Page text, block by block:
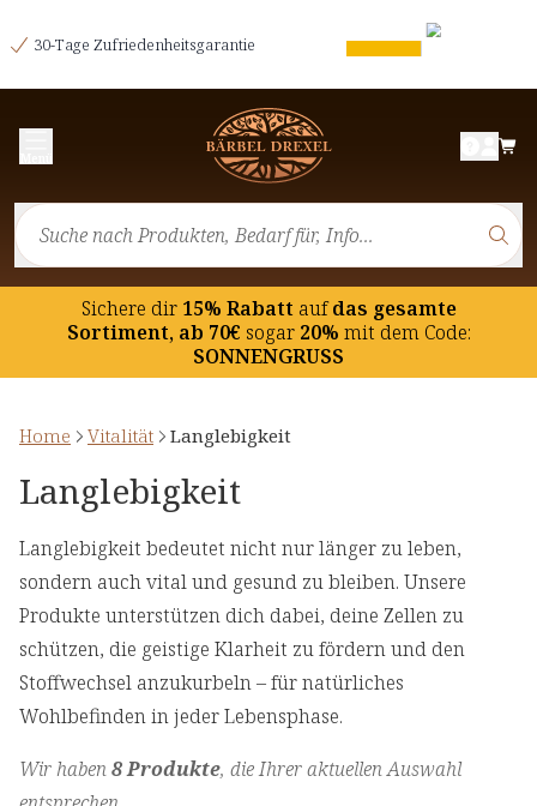
30-Tage Zufriedenheitsgarantie
Sichere dir15% Rabatt aufdas gesamte
Sortiment, ab 70€ sogar20% mit dem Code:
SONNENGRUSS
Home Vitalität Langlebigkeit
Langlebigkeit
Langlebigkeit bedeutet nicht nur länger zu leben,
sondern auch vital und gesund zu bleiben. Unsere
Produkte unterstützen dich dabei, deine Zellen zu
schützen, die geistige Klarheit zu fördern und den
Stoffwechsel anzukurbeln – für natürliches
Wohlbefinden in jeder Lebensphase.
Wir haben8 Produkte, die Ihrer aktuellen Auswahl